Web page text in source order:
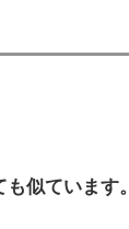
似ています。